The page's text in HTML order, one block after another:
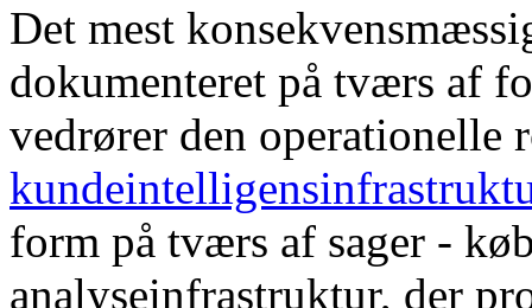
Det mest
dokumenteret på tværs af
vedrører den operationelle
form på tværs af sager -
analyseinfrastruktur, der